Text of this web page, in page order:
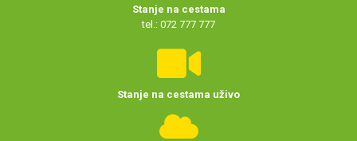
Stanje na cestama
tel.: 072 777 777
Stanje na cestama uživo